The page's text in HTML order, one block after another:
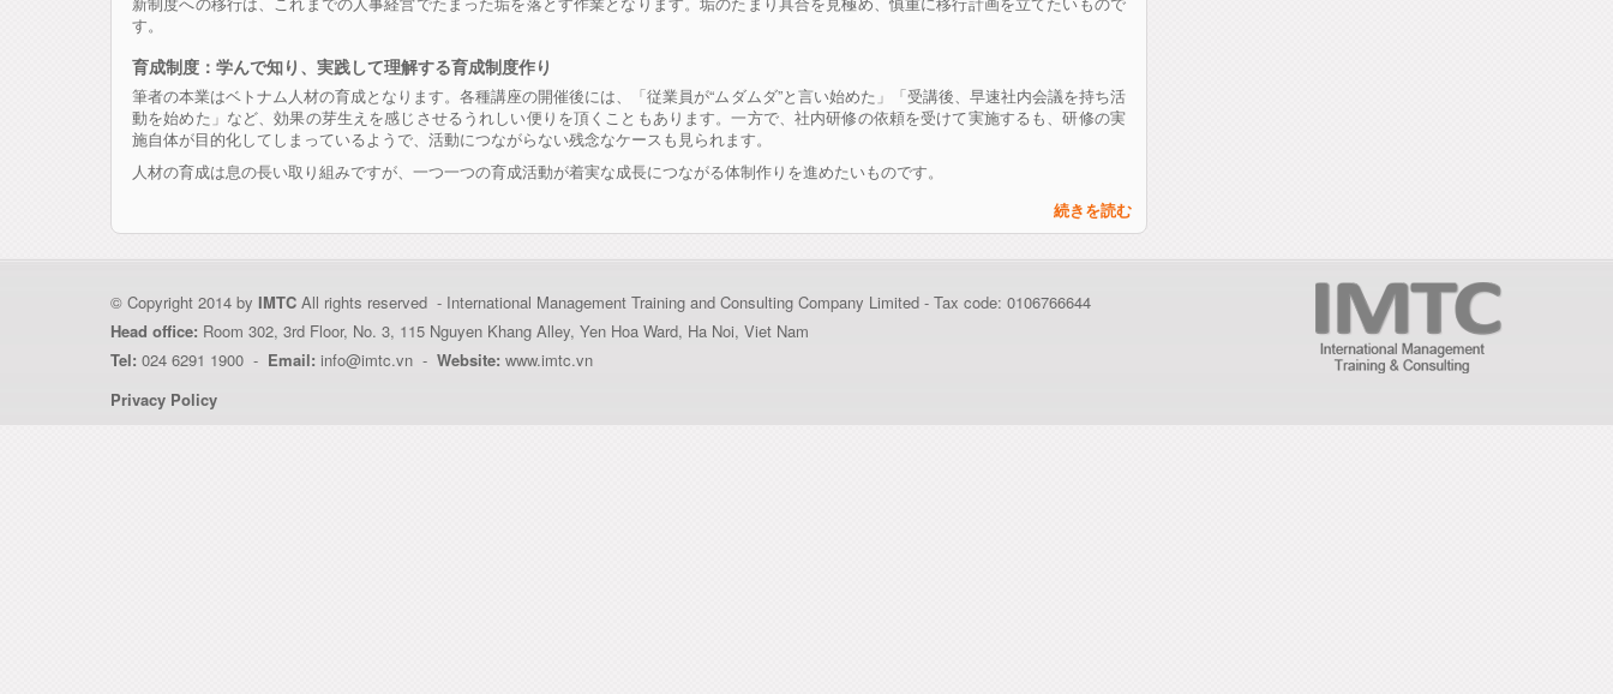
す。
育成制度：学んで知り、実践して理解する育成制度作り
筆者の本業はベトナム人材の育成となります。各種講座の開催後には、「従業員が“ムダムダ”と言い始めた」「受講後、早速社内会議を持ち活
動を始めた」など、効果の芽生えを感じさせるうれしい便りを頂くこともあります。一方で、社内研修の依頼を受けて実施するも、研修の実
施自体が目的化してしまっているようで、活動につながらない残念なケースも見られます。
人材の育成は息の長い取り組みですが、一つ一つの育成活動が着実な成長につながる体制作りを進めたいものです。
続きを読む
© Copyright 2014 by IMTC All rights reserved - International Management Training and Consulting Company Limited - Tax code: 0106766644
Head office: Room 302, 3rd Floor, No. 3, 115 Nguyen Khang Alley, Yen Hoa Ward, Ha Noi, Viet Nam
Tel: 024 6291 1900 - Email: info@imtc.vn - Website: www.imtc.vn
Privacy Policy